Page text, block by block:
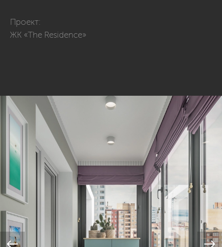
Проект:
ЖК «The Residence»